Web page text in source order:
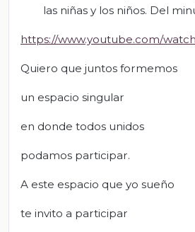
las niñas y los niños. Del
https://www.youtube.com/
Quiero que juntos formemos
un espacio singular
en donde todos unidos
podamos participar.
A este espacio que yo sueño
te invito a participar